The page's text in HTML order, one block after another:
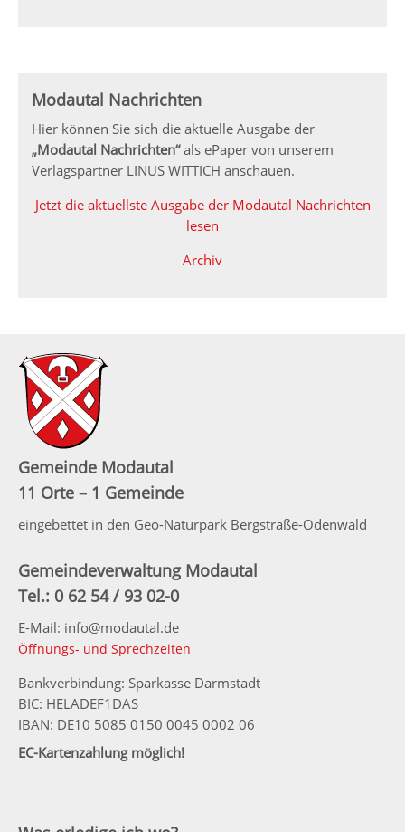
Modautal Nachrichten
Hier können Sie sich die aktuelle Ausgabe der
„Modautal Nachrichten“als ePaper von unserem
Verlagspartner LINUS WITTICH anschauen.
Jetzt die aktuellste Ausgabe der Modautal Nachrichten
lesen
Archiv
Gemeinde Modautal
11 Orte – 1 Gemeinde
eingebettet in den Geo-Naturpark Bergstraße-Odenwald
Gemeindeverwaltung Modautal
Tel.: 0 62 54 / 93 02-0
E-Mail: info@modautal.de
Öffnungs- und Sprechzeiten
Bankverbindung: Sparkasse Darmstadt
BIC: HELADEF1DAS
IBAN: DE10 5085 0150 0045 0002 06
EC-Kartenzahlung möglich!